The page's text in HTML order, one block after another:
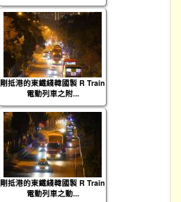
剛抵港的東鐵綫韓國製 R Train
電動列車之附...
剛抵港的東鐵綫韓國製 R Train
電動列車之動...